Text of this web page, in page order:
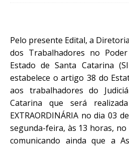
Pelo presente Edital, a
dos Trabalhadores no
Estado de Santa Catarina
estabelece o artigo 38 do
aos trabalhadores do
Catarina que será realizada
EXTRAORDINÁRIA no dia 03
segunda-feira, às 13 horas,
comunicando ainda que a